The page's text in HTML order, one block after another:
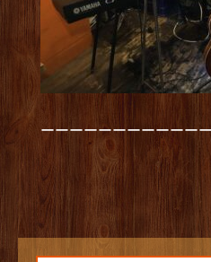
ーーーーーーーーーーー